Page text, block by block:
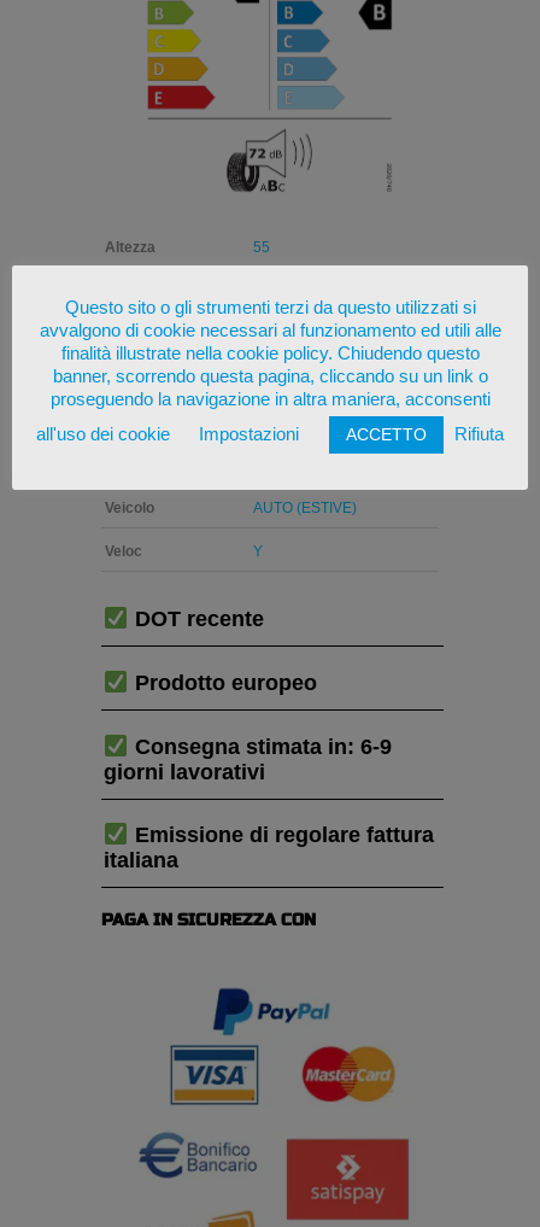
Altezza 55
Diam 16
Larg 225
CONTINENTAL
Veicolo AUTO (ESTIVE)
Veloc Y
DOT recente
Prodotto europeo
Consegna stimata in: 6-9
giorni lavorativi
Emissione di regolare fattura
italiana
PAGA IN SICUREZZA CON
Questo sito o gli strumenti terzi da questo utilizzati si
avvalgono di cookie necessari al funzionamento ed utili alle
finalità illustrate nella cookie policy. Chiudendo questo
banner, scorrendo questa pagina, cliccando su un link o
proseguendo la navigazione in altra maniera, acconsenti
all'uso dei cookie
Impostazioni ACCETTO Rifiuta